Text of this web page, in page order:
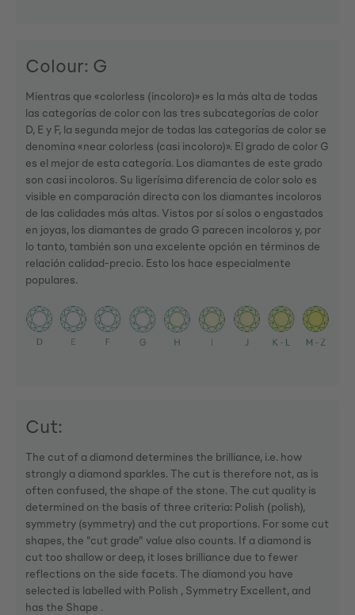
Colour: G
Mientras que «colorless (incoloro)» es la más alta de todas
las categorías de color con las tres subcategorías de color
D, E y F, la segunda mejor de todas las categorías de color se
denomina «near colorless (casi incoloro)». El grado de color G
es el mejor de esta categoría. Los diamantes de este grado
son casi incoloros. Su ligerísima diferencia de color solo es
visible en comparación directa con los diamantes incoloros
de las calidades más altas. Vistos por sí solos o engastados
en joyas, los diamantes de grado G parecen incoloros y, por
lo tanto, también son una excelente opción en términos de
relación calidad-precio. Esto los hace especialmente
populares.
Cut:
The cut of a diamond determines the brilliance, i.e. how
strongly a diamond sparkles. The cut is therefore not, as is
often confused, the shape of the stone. The cut quality is
determined on the basis of three criteria: Polish (polish),
symmetry (symmetry) and the cut proportions. For some cut
shapes, the "cut grade" value also counts. If a diamond is
cut too shallow or deep, it loses brilliance due to fewer
reflections on the side facets. The diamond you have
selected is labelled with Polish , Symmetry Excellent, and
has the Shape .